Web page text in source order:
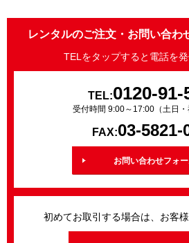
レンタルのご注文・お問い合わ
TELをタップすると電話を発
TEL:0120-91-
受付時間 9:00～17:00（土日・
FAX:03-5821-
お問い合わせフォ
初めてお取引する場合は、お客様